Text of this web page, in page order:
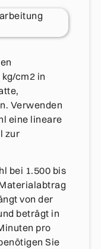
cm2 in
Verwenden
eine lineare
zur
bei 1.500 bis
von der
beträgt in
pro
Sie